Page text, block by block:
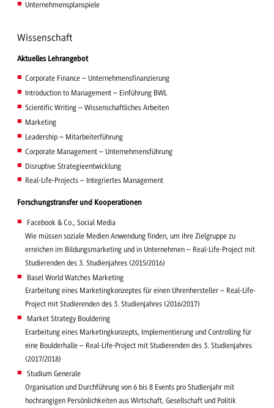
Unternehmensplanspiele
Wissenschaft
Aktuelles Lehrangebot
Corporate Finance – Unternehmensfinanzierung
Introduction to Management – Einführung BWL
Scientific Writing – Wissenschaftliches Arbeiten
Marketing
Leadership – Mitarbeiterführung
Corporate Management – Unternehmensführung
Disruptive Strategieentwicklung
Real-Life-Projects – Integriertes Management
Forschungstransfer und Kooperationen
Facebook & Co., Social Media
Wie müssen soziale Medien Anwendung finden, um ihre Zielgruppe zu
erreichen im Bildungsmarketing und in Unternehmen – Real-Life-Project mit
Studierenden des 3. Studienjahres (2015/2016)
Basel World Watches Marketing
Erarbeitung eines Marketingkonzeptes für einen Uhrenhersteller – Real-Life-
Project mit Studierenden des 3. Studienjahres (2016/2017)
Market Strategy Bouldering
Erarbeitung eines Marketingkonzepts, Implementierung und Controlling für
eine Boulderhalle – Real-Life-Project mit Studierenden des 3. Studienjahres
(2017/2018)
Studium Generale
Organisation und Durchführung von 6 bis 8 Events pro Studienjahr mit
hochrangigen Persönlichkeiten aus Wirtschaft, Gesellschaft und Politik